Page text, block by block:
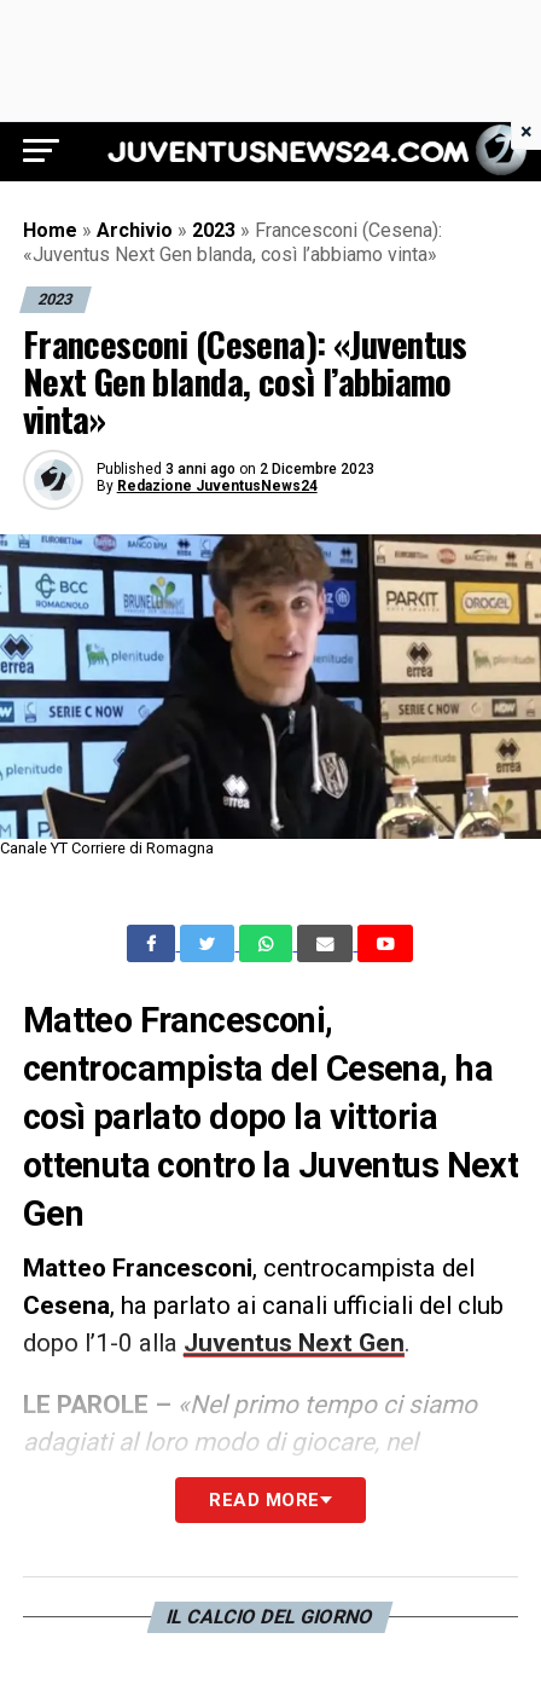
Juventus News 24
Home » Archivio » 2023 » Francesconi (Cesena):
«Juventus Next Gen blanda, così l’abbiamo vinta»
2023
Francesconi (Cesena): «Juventus
Next Gen blanda, così l’abbiamo
vinta»
Published 3 anni ago on 2 Dicembre 2023
By Redazione JuventusNews24
Canale YT Corriere di Romagna
Matteo Francesconi,
centrocampista del Cesena, ha
così parlato dopo la vittoria
ottenuta contro la Juventus Next
Gen
Matteo Francesconi, centrocampista del
Cesena, ha parlato ai canali ufficiali del club
dopo l’1-0 alla Juventus Next Gen.
LE PAROLE – «Nel primo tempo ci siamo
adagiati al loro modo di giocare, nel
secondo tempo abbiamo cambiato la
mentalità e abbiamo iniziato a dare ritmo
l’importante è portare a casa punti, il mio
READ MORE
IL CALCIO DEL GIORNO
×